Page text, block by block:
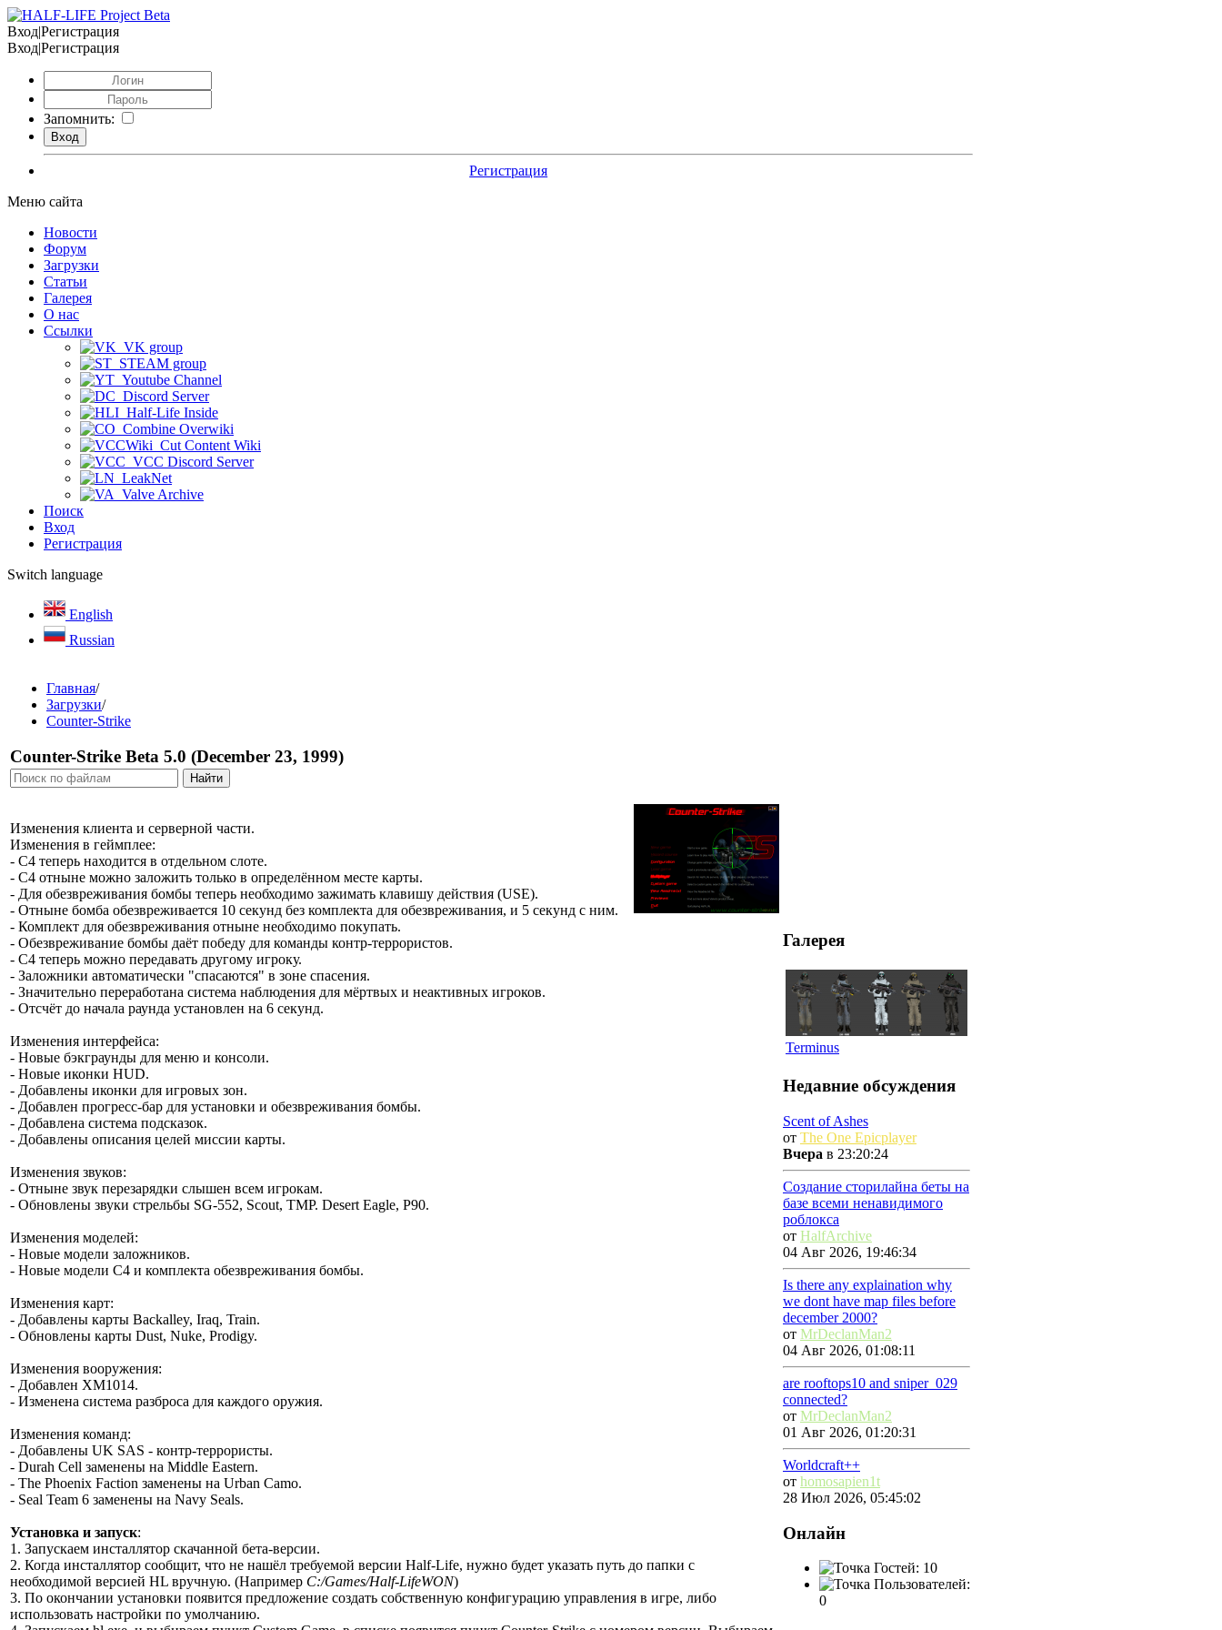
Вход|Регистрация
Вход|Регистрация
Запомнить:
Регистрация
Меню сайта
Новости
Форум
Загрузки
Статьи
Галерея
О нас
Ссылки
VK group
STEAM group
Youtube Channel
Discord Server
Half-Life Inside
Combine Overwiki
Cut Content Wiki
VCC Discord Server
LeakNet
Valve Archive
Поиск
Вход
Регистрация
Switch language
English
Russian
Главная/
Загрузки/
Counter-Strike
Counter-Strike Beta 5.0 (December 23, 1999)
Изменения клиента и серверной части.
Изменения в геймплее:
- С4 теперь находится в отдельном слоте.
- С4 отныне можно заложить только в определённом месте карты.
- Для обезвреживания бомбы теперь необходимо зажимать клавишу действия (USE).
- Отныне бомба обезвреживается 10 секунд без комплекта для обезвреживания, и 5 секунд с ним.
- Комплект для обезвреживания отныне необходимо покупать.
- Обезвреживание бомбы даёт победу для команды контр-террористов.
- С4 теперь можно передавать другому игроку.
- Заложники автоматически "спасаются" в зоне спасения.
- Значительно переработана система наблюдения для мёртвых и неактивных игроков.
- Отсчёт до начала раунда установлен на 6 секунд.
Изменения интерфейса:
- Новые бэкграунды для меню и консоли.
- Новые иконки HUD.
- Добавлены иконки для игровых зон.
- Добавлен прогресс-бар для установки и обезвреживания бомбы.
- Добавлена система подсказок.
- Добавлены описания целей миссии карты.
Изменения звуков:
- Отныне звук перезарядки слышен всем игрокам.
- Обновлены звуки стрельбы SG-552, Scout, TMP. Desert Eagle, P90.
Изменения моделей:
- Новые модели заложников.
- Новые модели С4 и комплекта обезвреживания бомбы.
Изменения карт:
- Добавлены карты Backalley, Iraq, Train.
- Обновлены карты Dust, Nuke, Prodigy.
Изменения вооружения:
- Добавлен XM1014.
- Изменена система разброса для каждого оружия.
Изменения команд:
- Добавлены UK SAS - контр-террористы.
- Durah Cell заменены на Middle Eastern.
- The Phoenix Faction заменены на Urban Camo.
- Seal Team 6 заменены на Navy Seals.
Установка и запуск:
1. Запускаем инсталлятор скачанной бета-версии.
2. Когда инсталлятор сообщит, что не нашёл требуемой версии Half-Life, нужно будет указать путь до папки с
необходимой версией HL вручную. (Например C:/Games/Half-LifeWON)
3. По окончании установки появится предложение создать собственную конфигурацию управления в игре, либо
использовать настройки по умолчанию.
Галерея
Terminus
Недавние обсуждения
Scent of Ashes
от The One Epicplayer
Вчера в 23:20:24
Создание сторилайна беты на
базе всеми ненавидимого
роблокса
от HalfArchive
04 Авг 2026, 19:46:34
Is there any explaination why
we dont have map files before
december 2000?
от MrDeclanMan2
04 Авг 2026, 01:08:11
are rooftops10 and sniper_029
connected?
от MrDeclanMan2
01 Авг 2026, 01:20:31
Worldcraft++
от homosapien1t
28 Июл 2026, 05:45:02
Онлайн
Гостей: 10
Пользователей:
0